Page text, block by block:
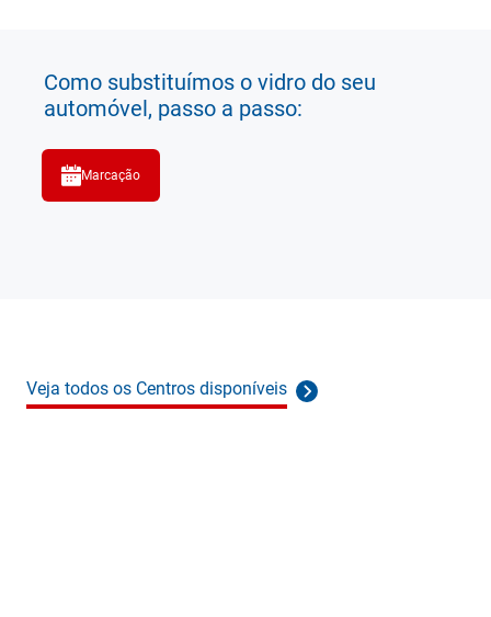
Como substituímos o vidro do seu
automóvel, passo a passo:
Marcação
Veja todos os Centros disponíveis